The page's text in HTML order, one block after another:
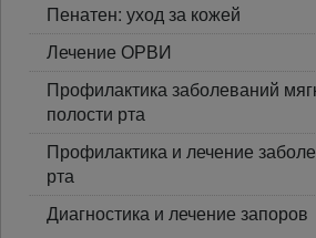
Пенатен: уход за кожей
Лечение ОРВИ
Профилактика заболеваний
полости рта
Профилактика и лечение
рта
Диагностика и лечение запоров